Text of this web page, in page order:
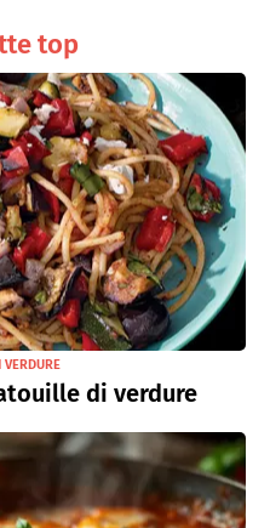
top
VERDURE
di verdure